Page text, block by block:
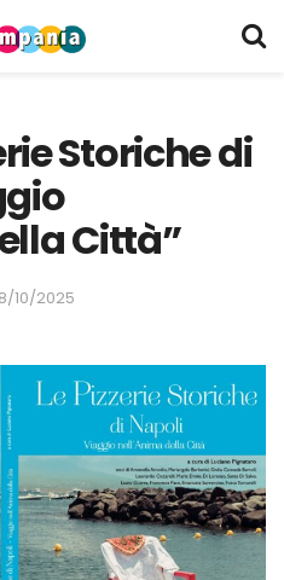
Storiche di
Città”
10/2025